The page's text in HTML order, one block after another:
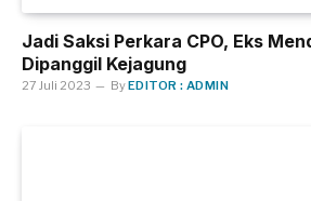
Jadi Saksi Perkara CPO, Eks
Dipanggil Kejagung
27 Juli 2023 ByEDITOR : ADMIN